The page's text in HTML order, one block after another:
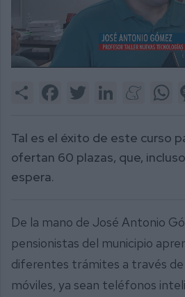
2
Share FacebookTwitter LinkedIn
Tal es el éxito de este curso
ofertan 60 plazas, que,
espera.
De la mano de José Antonio
pensionistas del municipio
diferentes trámites a través de
móviles, ya sean teléfonos